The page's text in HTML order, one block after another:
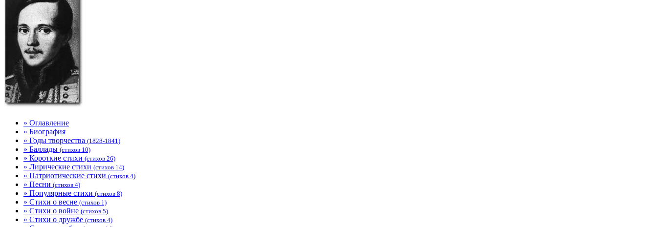
» Оглавление
» Биография
» Годы творчества (1828-1841)
» Баллады (стихов 10)
» Короткие стихи (стихов 26)
» Лирические стихи (стихов 14)
» Патриотические стихи (стихов 4)
» Песни (стихов 4)
» Популярные стихи (стихов 8)
» Стихи о весне (стихов 1)
» Стихи о войне (стихов 5)
» Стихи о дружбе (стихов 4)